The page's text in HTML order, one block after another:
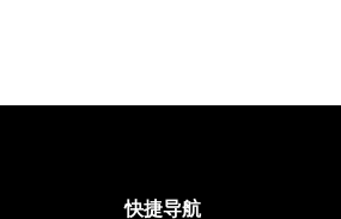
快捷导航